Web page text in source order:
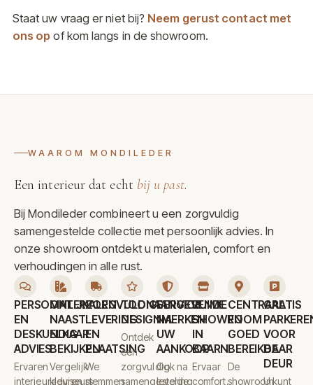
Staat uw vraag er niet bij? Neem gerust contact met
ons op of kom langs in de showroom.
WAAROM MONDILEDER
Een interieur dat echt bij u past.
Bij Mondileder combineert u een zorgvuldig
samengestelde collectie met persoonlijk advies. In
onze showroom ontdekt u materialen, comfort en
verhoudingen in alle rust.
PERSOONLIJK
EN
DESKUNDIG
ADVIES
Ervaren
interieuradviseurs
MATERIALEN
NAAST
ELKAAR
BEKIJKEN
Vergelijk
kleuren,
ZORGVULDIGE
LEVERING
EN
PLAATSING
We
stemmen
TOONAANGEVENDE
DESIGNMERKEN
Ontdek
een
zorgvuldig
samengestelde
SERVICE
NA
UW
AANKOOP
Ook na
levering
RUIME
SHOWROOM
IN
BAARN
Ervaar
comfort,
CENTRAAL
EN
GOED
BEREIKBAAR
De
showroom
GRATIS
VOOR
DE
DEUR
U kunt